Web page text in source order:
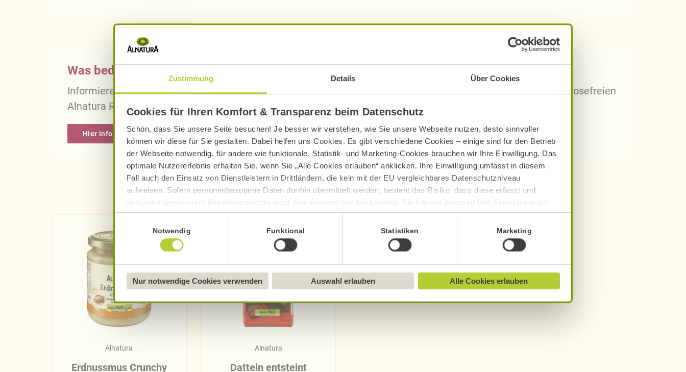
Zustimmung Details Über Cookies
Cookies für Ihren Komfort & Transparenz beim Datenschutz
Schön, dass Sie unsere Seite besuchen! Je besser wir verstehen, wie Sie unsere Webseite nutzen, desto sinnvoller
können wir diese für Sie gestalten. Dabei helfen uns Cookies. Es gibt verschiedene Cookies – einige sind für den Betrieb
der Webseite notwendig, für andere wie funktionale, Statistik- und Marketing-Cookies brauchen wir Ihre Einwilligung. Das
optimale Nutzererlebnis erhalten Sie, wenn Sie „Alle Cookies erlauben“ anklicken. Ihre Einwilligung umfasst in diesem
Fall auch den Einsatz von Dienstleistern in Drittländern, die kein mit der EU vergleichbares Datenschutzniveau
aufweisen. Sofern personenbezogene Daten dorthin übermittelt werden, besteht das Risiko, dass diese erfasst und
analysiert werden und Betroffenenrechte nicht durchgesetzt werden könnten. Sie können jederzeit Ihre Einwilligung zur
Datenverarbeitung und -übermittlung widerrufen und Tools deaktivieren. Ausführliche Informationen finden Sie in unserer
Datenschutzerklärung
Näheres über uns erfahren Sie in unseremImpressum
Notwendig Funktional Statistiken Marketing
Nur notwendige Cookies verwenden Auswahl erlauben Alle Cookies erlauben
Was bedeutet vegan, vegetarisch, gluten- und laktosefrei bei Alnatura Rezepten?
Informieren Sie sich über die genaue Erklärung der Kennzeichnung von veganen, vegetarischen, gluten- und laktosefreien
Alnatura Rezepten.
Hier informieren
Produkte zum Rezept
Alnatura
Erdnussmus Crunchy
Alnatura
Datteln entsteint